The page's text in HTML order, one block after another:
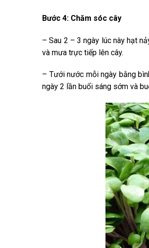
Bước 4: Chăm sóc cây
– Sau 2 – 3 ngày lúc này hạt
và mưa trực tiếp lên cây.
– Tưới nước mỗi ngày bằng
ngày 2 lần buổi sáng sớm và